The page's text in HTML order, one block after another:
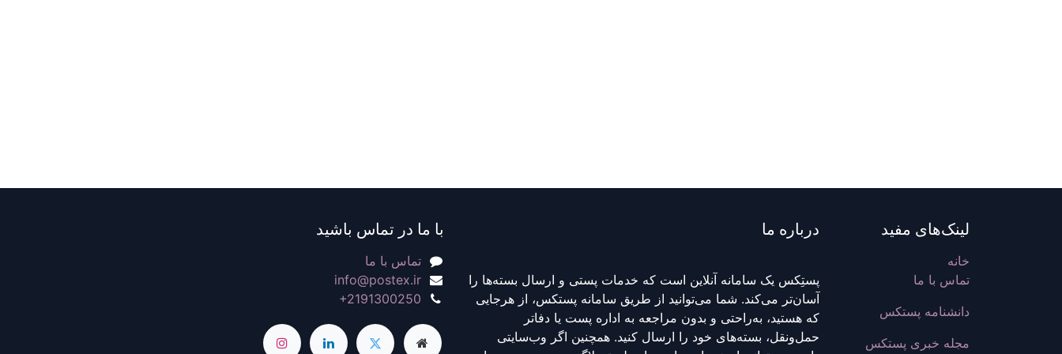
لینک‌های مفید
خانه
تماس با ما
دانشنامه پستکس
مجله خبری پستکس
درباره ما
پستِکس یک سامانه آنلاین است که خدمات پستی و ارسال بسته‌ها را
آسان‌تر می‌کند. شما می‌توانید از طریق سامانه پستکس، از هرجایی
که هستید، به‌راحتی و بدون مراجعه به اداره پست یا دفاتر
حمل‌ونقل، بسته‌های خود را ارسال کنید. همچنین اگر وب‌سایتی
با ما در تماس باشید
تماس با ما
info@postex.ir
+2191300250